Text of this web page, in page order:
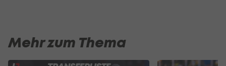
Mehr zum Thema